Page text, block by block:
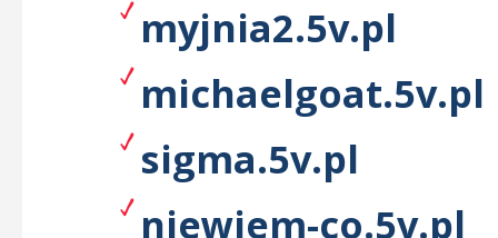
myjnia2.5v.pl
michaelgoat.5v.pl
sigma.5v.pl
niewiem-co.5v.pl